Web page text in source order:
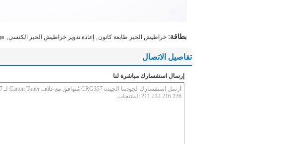
بطاقة: خراطيش الحبر طابعة كانون إعادة تدوير خراطيش الحبر الكنسي
تفاصيل الاتصال
إرسال استفسارك مباشرة لنا